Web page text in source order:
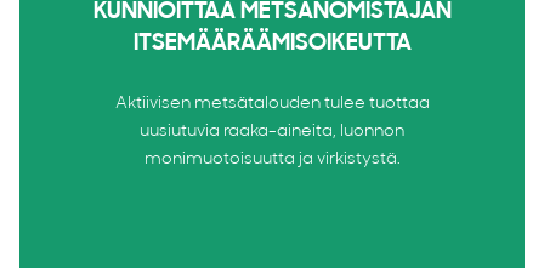
KUNNIOITTAA METSÄNOMISTAJAN
ITSEMÄÄRÄÄMISOIKEUTTA
Aktiivisen metsätalouden tulee tuottaa
uusiutuvia raaka-aineita, luonnon
monimuotoisuutta ja virkistystä.